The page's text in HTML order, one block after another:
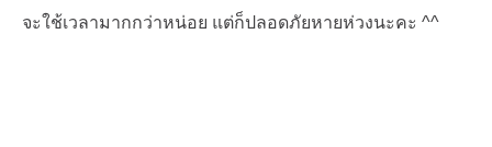
จะใช้เวลามากกว่าหน่อย แต่ก็ปลอดภัยหายห่วงนะคะ ^^